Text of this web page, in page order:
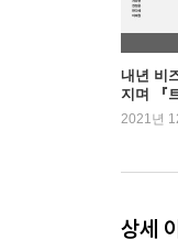
사람
내려
말하기
어떤
여섯 가
┃“너
내년 비
지며 『
2』 3주
2021년
상세